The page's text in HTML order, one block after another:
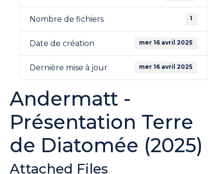
Nombre de fichiers 1
Date de création mer 16 avril 2025
Dernière mise à jour mer 16 avril 2025
Andermatt -
Présentation Terre
de Diatomée (2025)
Attached Files